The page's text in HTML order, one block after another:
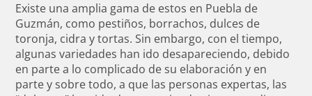
Existe una amplia gama de estos en Puebla de
Guzmán, como pestiños, borrachos, dulces de
toronja, cidra y tortas. Sin embargo, con el tiempo,
algunas variedades han ido desapareciendo, debido
en parte a lo complicado de su elaboración y en
parte y sobre todo, a que las personas expertas, las